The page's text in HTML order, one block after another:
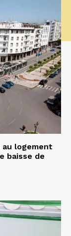
logement
baisse de